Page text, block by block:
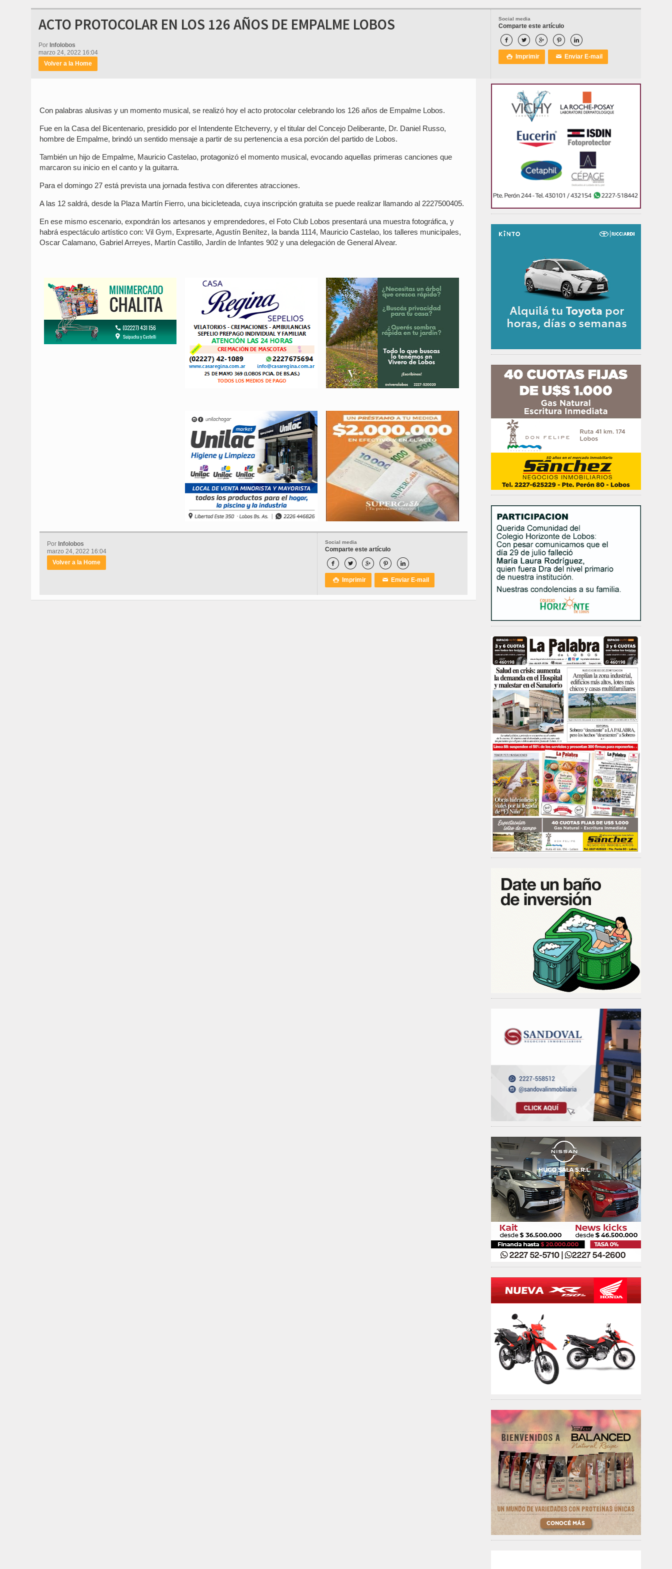
Social media
Comparte este artículo
    
 Imprimir ✉ Enviar E-mail
ACTO PROTOCOLAR EN LOS 126 AÑOS DE EMPALME LOBOS
Por Infolobos
marzo 24, 2022 16:04
Volver a la Home
Con palabras alusivas y un momento musical, se realizó hoy el acto protocolar celebrando los 126 años de Empalme Lobos.
Fue en la Casa del Bicentenario, presidido por el Intendente Etcheverry, y el titular del Concejo Deliberante, Dr. Daniel Russo,
hombre de Empalme, brindó un sentido mensaje a partir de su pertenencia a esa porción del partido de Lobos.
También un hijo de Empalme, Mauricio Castelao, protagonizó el momento musical, evocando aquellas primeras canciones que
marcaron su inicio en el canto y la guitarra.
Para el domingo 27 está prevista una jornada festiva con diferentes atracciones.
A las 12 saldrá, desde la Plaza Martín Fierro, una bicicleteada, cuya inscripción gratuita se puede realizar llamando al 2227500405.
En ese mismo escenario, expondrán los artesanos y emprendedores, el Foto Club Lobos presentará una muestra fotográfica, y
habrá espectáculo artístico con: Vil Gym, Expresarte, Agustín Benítez, la banda 1114, Mauricio Castelao, los talleres municipales,
Oscar Calamano, Gabriel Arreyes, Martín Castillo, Jardín de Infantes 902 y una delegación de General Alvear.
Social media
Comparte este artículo
    
 Imprimir ✉ Enviar E-mail
Por Infolobos
marzo 24, 2022 16:04
Volver a la Home